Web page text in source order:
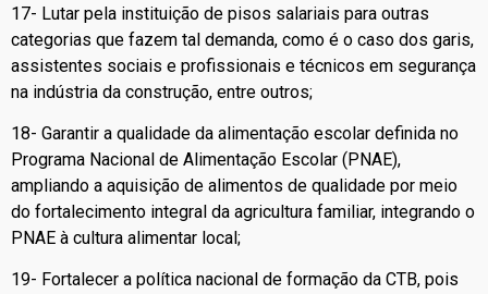
17- Lutar pela instituição de pisos salariais para outras
categorias que fazem tal demanda, como é o caso dos garis,
assistentes sociais e profissionais e técnicos em segurança
na indústria da construção, entre outros;
18- Garantir a qualidade da alimentação escolar definida no
Programa Nacional de Alimentação Escolar (PNAE),
ampliando a aquisição de alimentos de qualidade por meio
do fortalecimento integral da agricultura familiar, integrando o
PNAE à cultura alimentar local;
19- Fortalecer a política nacional de formação da CTB, pois